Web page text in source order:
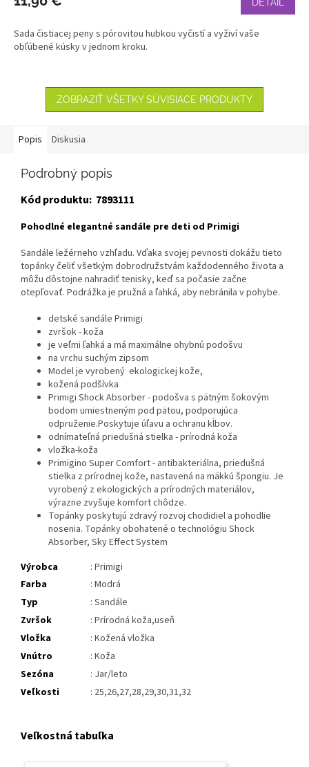
Sada čistiacej peny s pórovitou hubkou vyčistí a vyživí vaše
obľúbené kúsky v jednom kroku.
ZOBRAZIŤ VŠETKY SÚVISIACE PRODUKTY
Popis Diskusia
Podrobný popis
Kód produktu: 7893111
Pohodlné elegantné sandále pre deti od Primigi
Sandále ležérneho vzhľadu. Vďaka svojej pevnosti dokážu tieto
topánky čeliť všetkým dobrodružstvám každodenného života a
môžu dôstojne nahradiť tenisky, keď sa počasie začne
otepľovať. Podrážka je pružná a ľahká, aby nebránila v pohybe.
detské sandále Primigi
zvršok - koža
je veľmi ľahká a má maximálne ohybnú podošvu
na vrchu suchým zipsom
Model je vyrobený ekologickej kože,
kožená podšívka
Primigi Shock Absorber - podošva s pätným šokovým
bodom umiestneným pod pätou, podporujúca
odpruženie.Poskytuje úľavu a ochranu kĺbov.
odnímateľná priedušná stielka - prírodná koža
vložka-koža
Primigino Super Comfort - antibakteriálna, priedušná
stielka z prírodnej kože, nastavená na mäkkú špongiu. Je
vyrobený z ekologických a prírodných materiálov,
výrazne zvyšuje komfort chôdze.
Topánky poskytujú zdravý rozvoj chodidiel a pohodlie
nosenia. Topánky obohatené o technológiu Shock
Absorber, Sky Effect System
Výrobca
: Primigi
Farba
: Modrá
Typ
: Sandále
Zvršok
: Prírodná koža,useň
Vložka
: Kožená vložka
Vnútro
: Koža
Sezóna
: Jar/leto
Veľkosti
: 25,26,27,28,29,30,31,32
Veľkostná tabuľka